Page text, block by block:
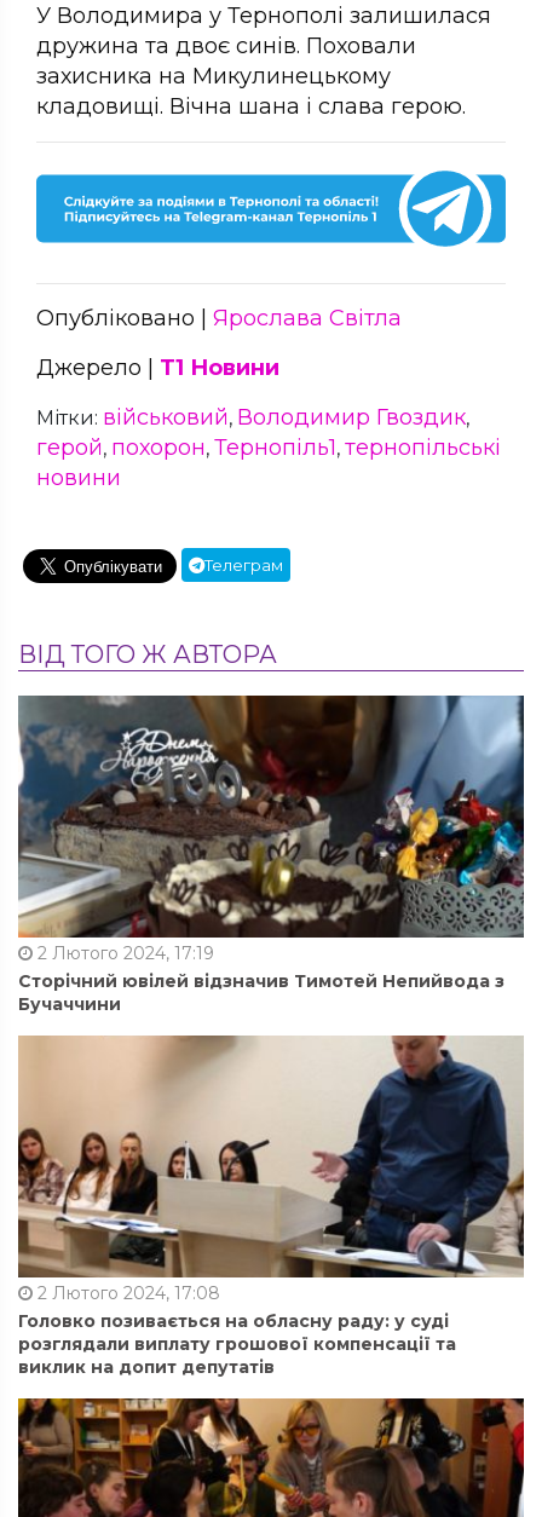
У Володимира у Тернополі залишилася
дружина та двоє синів. Поховали
захисника на Микулинецькому
кладовищі. Вічна шана і слава герою.
Опубліковано | Ярослава Світла
Джерело | Т1 Новини
Мітки: військовий, Володимир Гвоздик,
герой, похорон, Тернопіль1, тернопільські
новини
Телеграм
ВІД ТОГО Ж АВТОРА
2 Лютого 2024, 17:19
Сторічний ювілей відзначив Тимотей Непийвода з
Бучаччини
2 Лютого 2024, 17:08
Головко позивається на обласну раду: у суді
розглядали виплату грошової компенсації та
виклик на допит депутатів